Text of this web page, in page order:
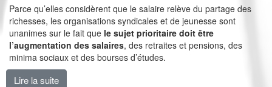
Parce qu’elles considèrent que le salaire relève du partage des
richesses, les organisations syndicales et de jeunesse sont
unanimes sur le fait que le sujet prioritaire doit être
l’augmentation des salaires, des retraites et pensions, des
minima sociaux et des bourses d’études.
Lire la suite